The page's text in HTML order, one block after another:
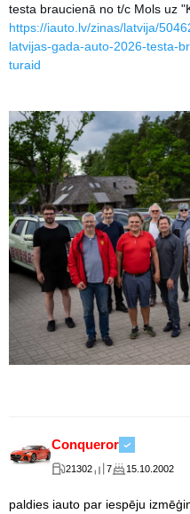
testa braucienā no t/c Mols uz
https://iauto.lv/zinas/latvija/
latvijas-gada-auto-2026-testa-
turaid
Conqueror
21302 7 15.10.2002
paldies iauto par iespēju